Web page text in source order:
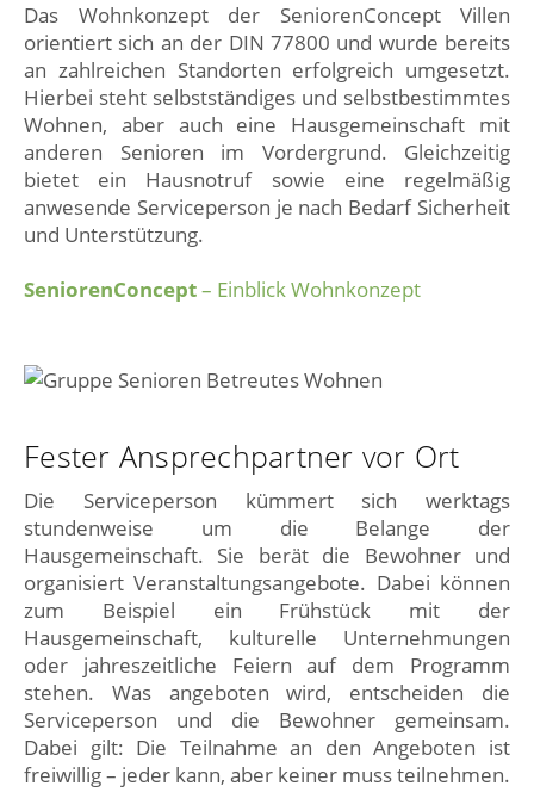
Das Wohnkonzept der SeniorenConcept Villen
orientiert sich an der DIN 77800 und wurde bereits
an zahlreichen Standorten erfolgreich umgesetzt.
Hierbei steht selbstständiges und selbstbestimmtes
Wohnen, aber auch eine Hausgemeinschaft mit
anderen Senioren im Vordergrund. Gleichzeitig
bietet ein Hausnotruf sowie eine regelmäßig
anwesende Serviceperson je nach Bedarf Sicherheit
und Unterstützung.
SeniorenConcept– Einblick Wohnkonzept
Fester Ansprechpartner vor Ort
Die Serviceperson kümmert sich werktags
stundenweise um die Belange der
Hausgemeinschaft. Sie berät die Bewohner und
organisiert Veranstaltungsangebote. Dabei können
zum Beispiel ein Frühstück mit der
Hausgemeinschaft, kulturelle Unternehmungen
oder jahreszeitliche Feiern auf dem Programm
stehen. Was angeboten wird, entscheiden die
Serviceperson und die Bewohner gemeinsam.
Dabei gilt: Die Teilnahme an den Angeboten ist
freiwillig – jeder kann, aber keiner muss teilnehmen.